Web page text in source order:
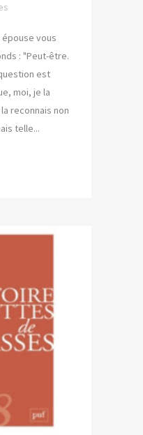
épouse vous
: "Peut-être.
est
moi, je la
reconnais non
telle...